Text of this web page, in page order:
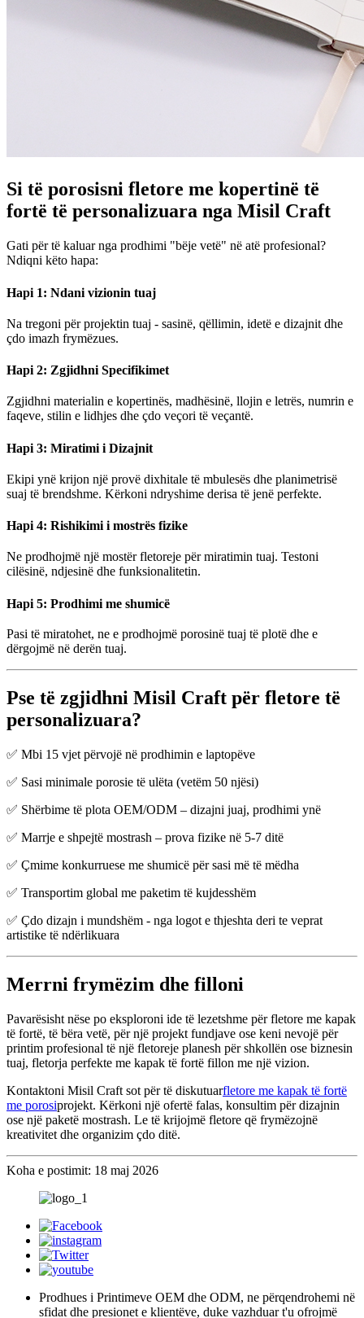
Si të porosisni fletore me kopertinë të
fortë të personalizuara nga Misil Craft
Gati për të kaluar nga prodhimi "bëje vetë" në atë profesional?
Ndiqni këto hapa:
Hapi 1: Ndani vizionin tuaj
Na tregoni për projektin tuaj - sasinë, qëllimin, idetë e dizajnit dhe
çdo imazh frymëzues.
Hapi 2: Zgjidhni Specifikimet
Zgjidhni materialin e kopertinës, madhësinë, llojin e letrës, numrin e
faqeve, stilin e lidhjes dhe çdo veçori të veçantë.
Hapi 3: Miratimi i Dizajnit
Ekipi ynë krijon një provë dixhitale të mbulesës dhe planimetrisë
suaj të brendshme. Kërkoni ndryshime derisa të jenë perfekte.
Hapi 4: Rishikimi i mostrës fizike
Ne prodhojmë një mostër fletoreje për miratimin tuaj. Testoni
cilësinë, ndjesinë dhe funksionalitetin.
Hapi 5: Prodhimi me shumicë
Pasi të miratohet, ne e prodhojmë porosinë tuaj të plotë dhe e
dërgojmë në derën tuaj.
Pse të zgjidhni Misil Craft për fletore të
personalizuara?
✅ Mbi 15 vjet përvojë në prodhimin e laptopëve
✅ Sasi minimale porosie të ulëta (vetëm 50 njësi)
✅ Shërbime të plota OEM/ODM – dizajni juaj, prodhimi ynë
✅ Marrje e shpejtë mostrash – prova fizike në 5-7 ditë
✅ Çmime konkurruese me shumicë për sasi më të mëdha
✅ Transportim global me paketim të kujdesshëm
✅ Çdo dizajn i mundshëm - nga logot e thjeshta deri te veprat
artistike të ndërlikuara
Merrni frymëzim dhe filloni
Pavarësisht nëse po eksploroni ide të lezetshme për fletore me kapak
të fortë, të bëra vetë, për një projekt fundjave ose keni nevojë për
printim profesional të një fletoreje planesh për shkollën ose biznesin
tuaj, fletorja perfekte me kapak të fortë fillon me një vizion.
Kontaktoni Misil Craft sot për të diskutuarfletore me kapak të fortë
me porosiprojekt. Kërkoni një ofertë falas, konsultim për dizajnin
ose një paketë mostrash. Le të krijojmë fletore që frymëzojnë
kreativitet dhe organizim çdo ditë.
Koha e postimit: 18 maj 2026
Prodhues i Printimeve OEM dhe ODM, ne përqendrohemi në
sfidat dhe presionet e klientëve, duke vazhduar t'u ofrojmë